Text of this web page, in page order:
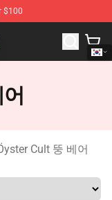
$100
Öyster Cult
Cult 뚱 베어